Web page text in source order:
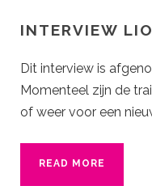
INTERVIEW LIO
Dit interview is
Momenteel zijn de
of weer voor een
READ MORE